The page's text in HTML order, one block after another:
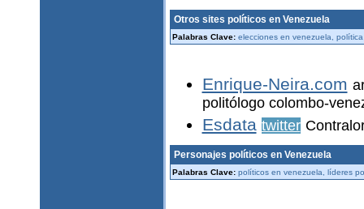
Otros sites políticos en Venezuela
Palabras Clave: elecciones en venezuela,
Enrique-Neira.com
politólogo colombo-
Esdata twitter
Personajes políticos en Venezuela
Palabras Clave: políticos en venezuela, líderes